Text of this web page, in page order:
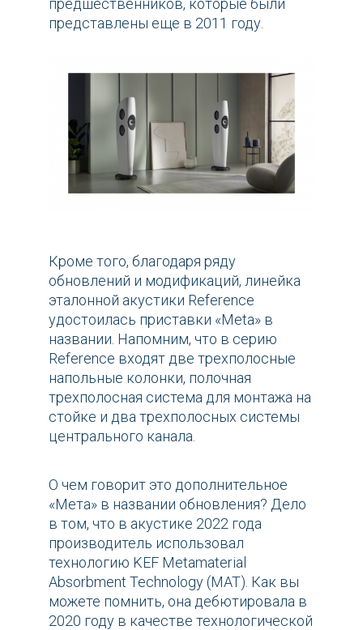
представлены еще в 2011 году.
Кроме того, благодаря ряду
обновлений и модификаций, линейка
эталонной акустики Reference
удостоилась приставки «Meta» в
названии. Напомним, что в серию
Reference входят две трехполосные
напольные колонки, полочная
трехполосная система для монтажа на
стойке и два трехполосных системы
центрального канала.
О чем говорит это дополнительное
«Мета» в названии обновления? Дело
в том, что в акустике 2022 года
производитель использовал
технологию KEF Metamaterial
Absorbment Technology (MAT). Как вы
можете помнить, она дебютировала в
2020 году в качестве технологической